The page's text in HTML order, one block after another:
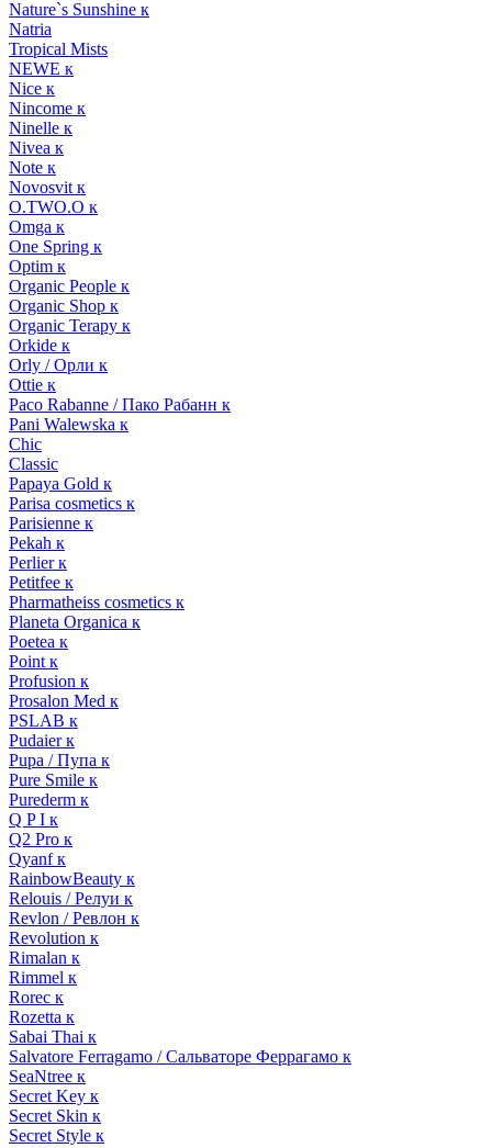
Nature`s Sunshine к
Natria
Tropical Mists
NEWE к
Nice к
Nincome к
Ninelle к
Nivea к
Note к
Novosvit к
O.TWO.O к
Omga к
One Spring к
Optim к
Organic People к
Organic Shop к
Organic Terapy к
Orkide к
Orly / Орли к
Ottie к
Paco Rabanne / Пако Рабанн к
Pani Walewska к
Chic
Classic
Papaya Gold к
Parisa cosmetics к
Parisienne к
Pekah к
Perlier к
Petitfee к
Pharmatheiss cosmetics к
Planeta Organica к
Poetea к
Point к
Profusion к
Prosalon Med к
PSLAB к
Pudaier к
Pupa / Пупа к
Pure Smile к
Purederm к
Q P I к
Q2 Pro к
Qyanf к
RainbowBeauty к
Relouis / Релуи к
Revlon / Ревлон к
Revolution к
Rimalan к
Rimmel к
Rorec к
Rozetta к
Sabai Thai к
Salvatore Ferragamo / Сальваторе Феррагамо к
SeaNtree к
Secret Key к
Secret Skin к
Secret Style к